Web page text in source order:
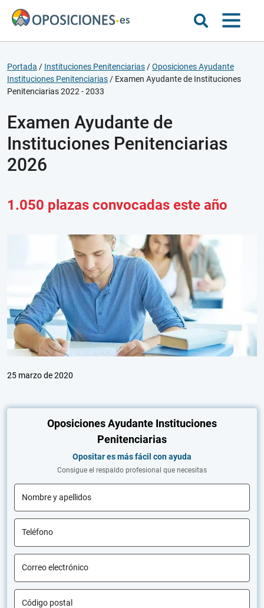
Portada / Instituciones Penitenciarias /Oposiciones Ayudante
Instituciones Penitenciarias / Examen Ayudante de Instituciones
Penitenciarias 2022 - 2033
Examen Ayudante de
Instituciones Penitenciarias
2026
1.050 plazas convocadas este año
25 marzo de 2020
Oposiciones Ayudante Instituciones
Penitenciarias
Opositar es más fácil con ayuda
Consigue el respaldo profesional que necesitas
Nombre y apellidos
Teléfono
Correo electrónico
Código postal